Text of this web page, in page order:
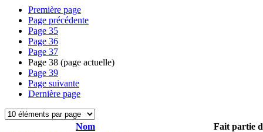
Première page
Page précédente
Page 35
Page 36
Page 37
Page 38 (page actuelle)
Page 39
Page suivante
Dernière page
Nom
Fait partie